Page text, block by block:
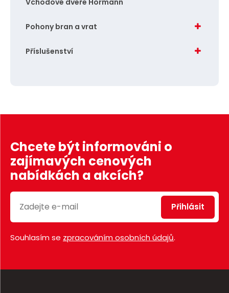
Pohony bran a vrat
Příslušenství
Chcete být informováni o
zajímavých cenových
nabídkách a akcích?
Přihlásit
Souhlasím se zpracováním osobních údajů.